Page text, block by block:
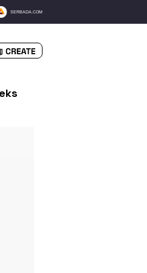
SERBADA.COM